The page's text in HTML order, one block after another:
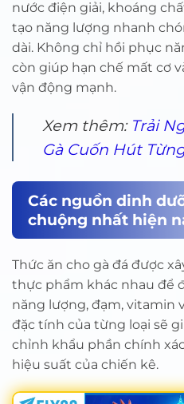
nước điện giải, khoáng
tạo năng lượng nhanh
dài. Không chỉ hồi phục
còn giúp hạn chế mất cơ
vận động mạnh.
Xem thêm: Trải
Gà Cuốn Hút
Các nguồn dinh
chuộng nhất hiện
Thức ăn cho gà đá được
thực phẩm khác nhau để
năng lượng, đạm, vitamin
đặc tính của từng loại sẽ
chỉnh khẩu phần chính
hiệu suất của chiến kê.